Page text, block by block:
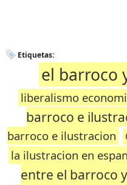
Etiquetas:
el barroco
liberalismo
barroco e
barroco e ilustracion
la ilustracion en
entre el barroco